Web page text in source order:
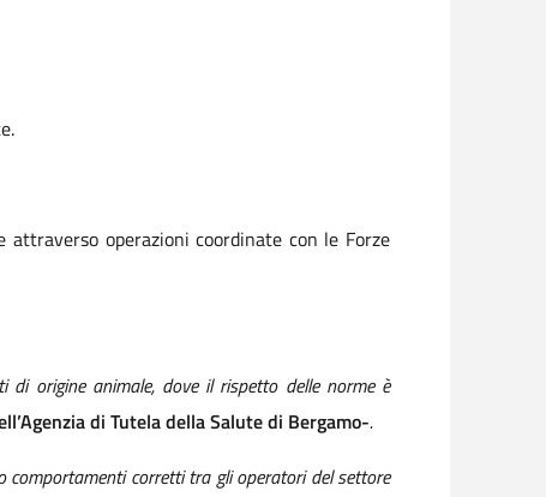
operazioni coordinate con le Forze
origine animale, dove il rispetto delle norme è
di Tutela della Salute di Bergamo-.
comportamenti corretti tra gli operatori del settore